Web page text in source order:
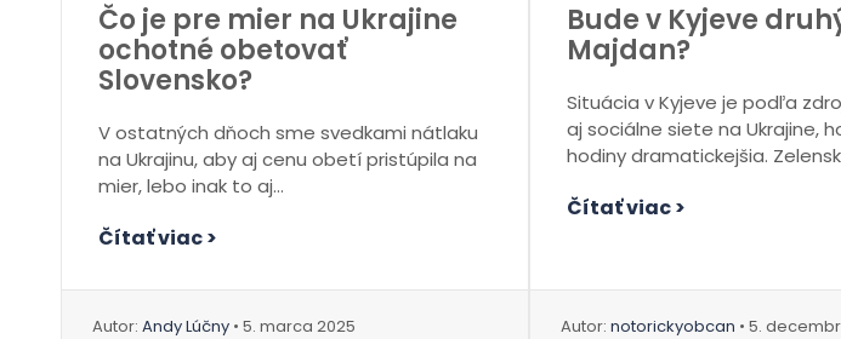
Čo je pre mier na Ukrajine
ochotné obetovať
Slovensko?
V ostatných dňoch sme svedkami nátlaku
na Ukrajinu, aby aj cenu obetí pristúpila na
mier, lebo inak to aj...
Čítať viac >
Autor: Andy Lúčny • 5. marca 2025
Bude v Kyjeve
Majdan?
Situácia v Kyjeve je podľa
aj sociálne siete na Ukrajine,
hodiny dramatickejšia.
Čítať viac >
Autor: notorickyobcan • 5.